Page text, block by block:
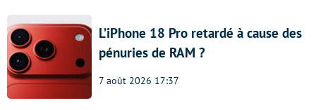
L’iPhone 18 Pro retardé à cause des
pénuries de RAM ?
7 août 2026 17:37